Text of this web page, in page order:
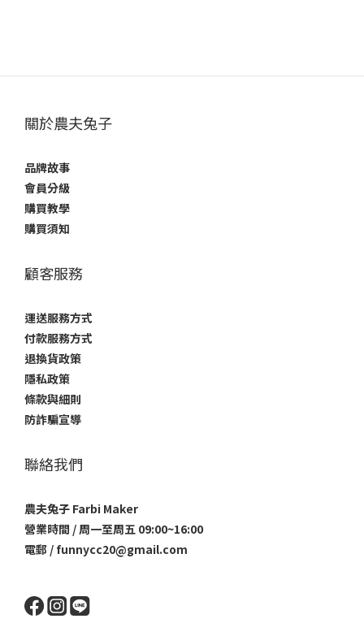
關於農夫兔子
品牌故事
會員分級
購買教學
購買須知
顧客服務
運送服務方式
付款服務方式
退換貨政策
隱私政策
條款與細則
防詐騙宣導
聯絡我們
農夫兔子 Farbi Maker
營業時間 / 周一至周五 09:00~16:00
電郵 / funnycc20@gmail.com